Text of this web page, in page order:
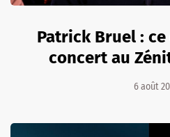
Patrick Bruel :
concert au
6 août